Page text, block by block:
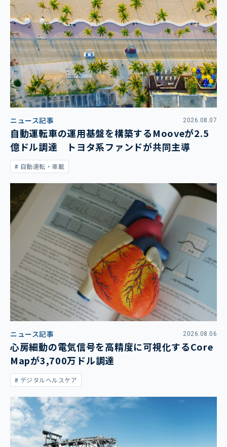
ニュース記事 2026.08.07
自動運転車の運用基盤を構築するMooveが2.5
億ドル調達 トヨタ系ファンドが共同主導
自動運転・車載
ニュース記事 2026.08.06
心房細動の電気信号を高精度に可視化するCore
Mapが3,700万ドル調達
デジタルヘルスケア